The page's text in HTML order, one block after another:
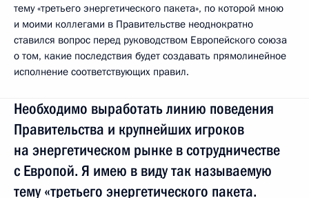
тему «третьего энергетического пакета», по которой мною
и моими коллегами в Правительстве неоднократно
ставился вопрос перед руководством Европейского союза
о том, какие последствия будет создавать прямолинейное
исполнение соответствующих правил.
Необходимо выработать линию поведения
Правительства и крупнейших игроков
на энергетическом рынке в сотрудничестве
с Европой. Я имею в виду так называемую
тему «третьего энергетического пакета.